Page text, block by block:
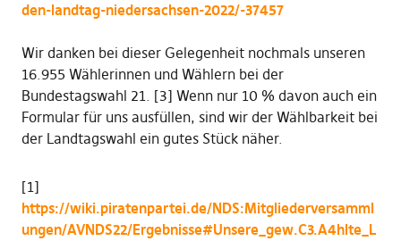
den-landtag-niedersachsen-2022/-37457
Wir danken bei dieser Gelegenheit nochmals unseren
16.955 Wählerinnen und Wählern bei der
Bundestagswahl 21. [3] Wenn nur 10 % davon auch ein
Formular für uns ausfüllen, sind wir der Wählbarkeit bei
der Landtagswahl ein gutes Stück näher.
[1]
https://wiki.piratenpartei.de/NDS:Mitgliederversamml
ungen/AVNDS22/Ergebnisse#Unsere_gew.C3.A4hlte_L